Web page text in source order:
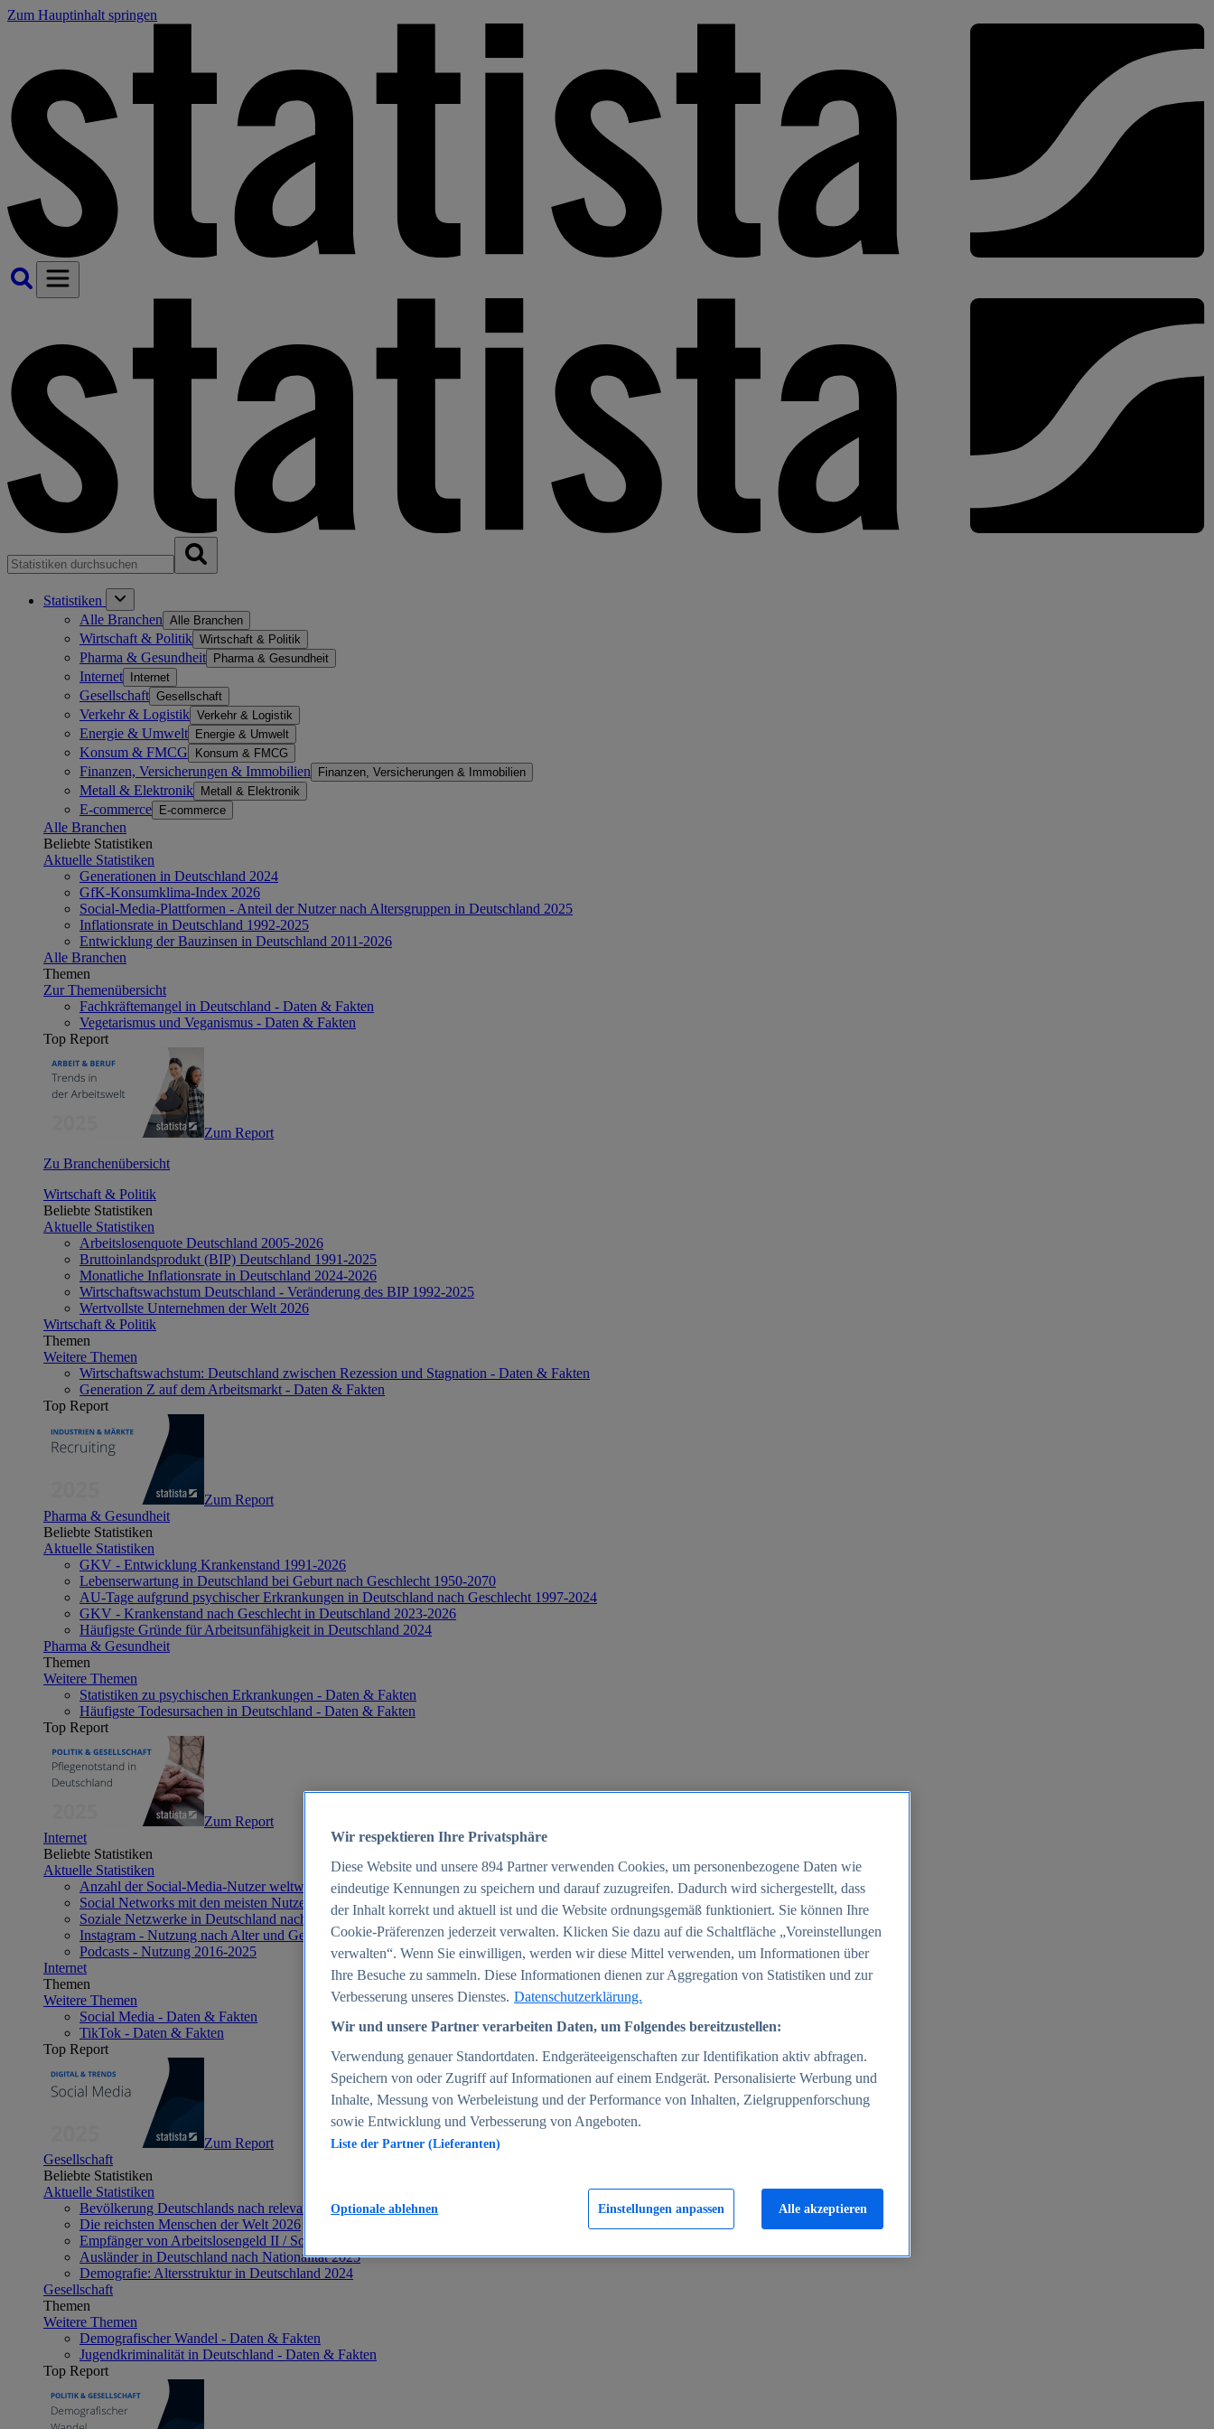
Zum Hauptinhalt springen
Statistiken
Alle Branchen Alle Branchen
Wirtschaft & Politik Wirtschaft & Politik
Pharma & Gesundheit Pharma & Gesundheit
Internet Internet
Gesellschaft Gesellschaft
Verkehr & Logistik Verkehr & Logistik
Energie & Umwelt Energie & Umwelt
Konsum & FMCG Konsum & FMCG
Finanzen, Versicherungen & Immobilien Finanzen, Versicherungen & Immobilien
Metall & Elektronik Metall & Elektronik
E-commerce E-commerce
Alle Branchen
Beliebte Statistiken
Aktuelle Statistiken
Generationen in Deutschland 2024
GfK-Konsumklima-Index 2026
Social-Media-Plattformen - Anteil der Nutzer nach Altersgruppen in Deutschland 2025
Inflationsrate in Deutschland 1992-2025
Entwicklung der Bauzinsen in Deutschland 2011-2026
Alle Branchen
Themen
Zur Themenübersicht
Fachkräftemangel in Deutschland - Daten & Fakten
Vegetarismus und Veganismus - Daten & Fakten
Top Report
Zum Report
Zu Branchenübersicht
Wirtschaft & Politik
Beliebte Statistiken
Aktuelle Statistiken
Arbeitslosenquote Deutschland 2005-2026
Bruttoinlandsprodukt (BIP) Deutschland 1991-2025
Monatliche Inflationsrate in Deutschland 2024-2026
Wirtschaftswachstum Deutschland - Veränderung des BIP 1992-2025
Wertvollste Unternehmen der Welt 2026
Wirtschaft & Politik
Themen
Weitere Themen
Wirtschaftswachstum: Deutschland zwischen Rezession und Stagnation - Daten & Fakten
Generation Z auf dem Arbeitsmarkt - Daten & Fakten
Top Report
Zum Report
Pharma & Gesundheit
Beliebte Statistiken
Aktuelle Statistiken
GKV - Entwicklung Krankenstand 1991-2026
Lebenserwartung in Deutschland bei Geburt nach Geschlecht 1950-2070
AU-Tage aufgrund psychischer Erkrankungen in Deutschland nach Geschlecht 1997-2024
GKV - Krankenstand nach Geschlecht in Deutschland 2023-2026
Häufigste Gründe für Arbeitsunfähigkeit in Deutschland 2024
Pharma & Gesundheit
Themen
Weitere Themen
Statistiken zu psychischen Erkrankungen - Daten & Fakten
Häufigste Todesursachen in Deutschland - Daten & Fakten
Top Report
Zum Report
Internet
Beliebte Statistiken
Aktuelle Statistiken
Anzahl der Social-Media-Nutzer weltweit 2012-2025
Social Networks mit den meisten Nutzern weltweit 2025
Soziale Netzwerke in Deutschland nach Generationen 2025
Instagram - Nutzung nach Alter und Geschlecht in Deutschland 2025
Podcasts - Nutzung 2016-2025
Internet
Themen
Weitere Themen
Social Media - Daten & Fakten
TikTok - Daten & Fakten
Top Report
Zum Report
Gesellschaft
Beliebte Statistiken
Aktuelle Statistiken
Bevölkerung Deutschlands nach relevanten Altersgruppen 2024
Die reichsten Menschen der Welt 2026
Empfänger von Arbeitslosengeld II / Sozialgeld / Bürgergeld in Deutschland 2005-2025
Ausländer in Deutschland nach Nationalität 2025
Demografie: Altersstruktur in Deutschland 2024
Gesellschaft
Themen
Weitere Themen
Demografischer Wandel - Daten & Fakten
Jugendkriminalität in Deutschland - Daten & Fakten
Top Report
Wir respektieren Ihre Privatsphäre
Diese Website und unsere 894 Partner verwenden Cookies, um personenbezogene Daten wie
eindeutige Kennungen zu speichern und darauf zuzugreifen. Dadurch wird sichergestellt, dass
der Inhalt korrekt und aktuell ist und die Website ordnungsgemäß funktioniert. Sie können Ihre
Cookie-Präferenzen jederzeit verwalten. Klicken Sie dazu auf die Schaltfläche „Voreinstellungen
verwalten“. Wenn Sie einwilligen, werden wir diese Mittel verwenden, um Informationen über
Ihre Besuche zu sammeln. Diese Informationen dienen zur Aggregation von Statistiken und zur
Verbesserung unseres Dienstes. Datenschutzerklärung.
Wir und unsere Partner verarbeiten Daten, um Folgendes bereitzustellen:
Verwendung genauer Standortdaten. Endgeräteeigenschaften zur Identifikation aktiv abfragen.
Speichern von oder Zugriff auf Informationen auf einem Endgerät. Personalisierte Werbung und
Inhalte, Messung von Werbeleistung und der Performance von Inhalten, Zielgruppenforschung
sowie Entwicklung und Verbesserung von Angeboten.
Liste der Partner (Lieferanten)
Einstellungen anpassen
Optionale ablehnen Alle akzeptieren